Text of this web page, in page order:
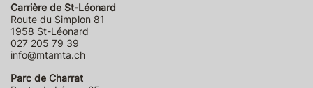
Carrière de St-Léonard
Route du Simplon 81
1958 St-Léonard
027 205 79 39
info@mtamta.ch
Parc de Charrat